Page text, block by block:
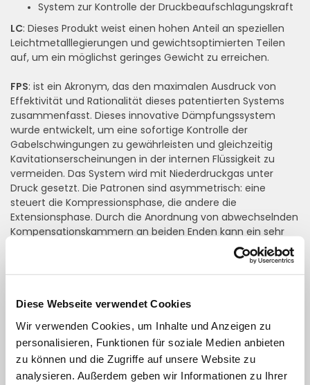
Diese Webseite verwendet Cookies
Wir verwenden Cookies, um Inhalte und Anzeigen zu
personalisieren, Funktionen für soziale Medien anbieten
zu können und die Zugriffe auf unsere Website zu
analysieren. Außerdem geben wir Informationen zu Ihrer
System zur Kontrolle der Druckbeaufschlagungskraft
LC: Dieses Produkt weist einen hohen Anteil an speziellen
Leichtmetalllegierungen und gewichtsoptimierten Teilen
auf, um ein möglichst geringes Gewicht zu erreichen.
FPS: ist ein Akronym, das den maximalen Ausdruck von
Effektivität und Rationalität dieses patentierten Systems
zusammenfasst. Dieses innovative Dämpfungssystem
wurde entwickelt, um eine sofortige Kontrolle der
Gabelschwingungen zu gewährleisten und gleichzeitig
Kavitationserscheinungen in der internen Flüssigkeit zu
vermeiden. Das System wird mit Niederdruckgas unter
Druck gesetzt. Die Patronen sind asymmetrisch: eine
steuert die Kompressionsphase, die andere die
Extensionsphase. Durch die Anordnung von abwechselnden
Kompensationskammern an beiden Enden kann ein sehr
hoher Dämpfungskoeffizient auch bei sehr niedrigen
KTM, MV Augusta, Suzuki, Triumph, Yamaha
Füllen Sie die Felder aus, um
Informationen anzufordern